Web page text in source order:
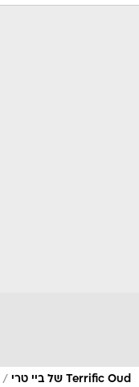
Terrific Oud של ביי טרי /